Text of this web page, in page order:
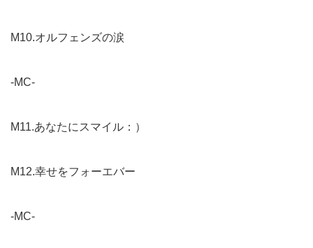
M10.オルフェンズの涙
-MC-
M11.あなたにスマイル：）
M12.幸せをフォーエバー
-MC-